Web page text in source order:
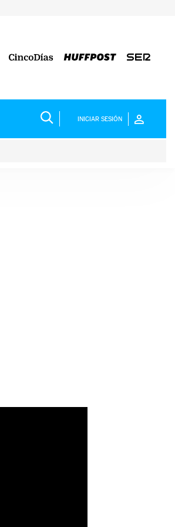
INICIAR SESIÓN